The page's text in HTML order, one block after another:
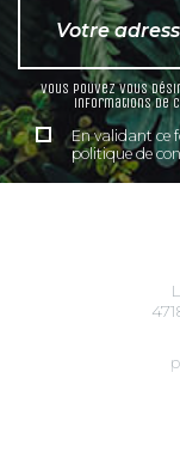
Conifères
Conifères
Sapins
Plantes
Fleurs
Plantes
Petits
Tigettes
Arbres
Vous pouvez vous
informations de
En validant ce
politique de